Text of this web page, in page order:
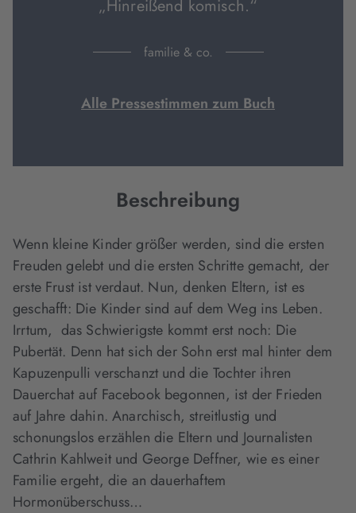
„Hinreißend komisch.“
familie & co.
Alle Pressestimmen zum Buch
Beschreibung
Wenn kleine Kinder größer werden, sind die ersten
Freuden gelebt und die ersten Schritte gemacht, der
erste Frust ist verdaut. Nun, denken Eltern, ist es
geschafft: Die Kinder sind auf dem Weg ins Leben.
Irrtum, das Schwierigste kommt erst noch: Die
Pubertät. Denn hat sich der Sohn erst mal hinter dem
Kapuzenpulli verschanzt und die Tochter ihren
Dauerchat auf Facebook begonnen, ist der Frieden
auf Jahre dahin. Anarchisch, streitlustig und
schonungslos erzählen die Eltern und Journalisten
Cathrin Kahlweit und George Deffner, wie es einer
Familie ergeht, die an dauerhaftem
Hormonüberschuss…